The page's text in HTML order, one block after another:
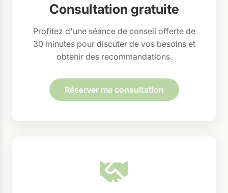
Consultation gratuite
Profitez d'une séance de conseil offerte de
30 minutes pour discuter de vos besoins et
obtenir des recommandations.
Réserver ma consultation